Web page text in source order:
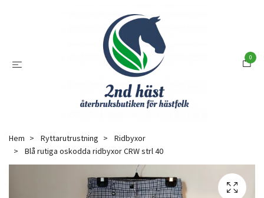
0
Hem Ryttarutrustning
Ridbyxor
Blå rutiga oskodda ridbyxor CRW strl 40